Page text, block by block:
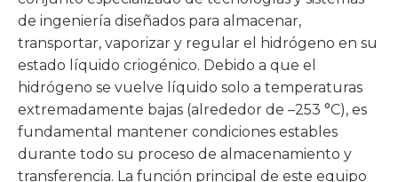
de ingeniería diseñados para almacenar,
transportar, vaporizar y regular el hidrógeno en su
estado líquido criogénico. Debido a que el
hidrógeno se vuelve líquido solo a temperaturas
extremadamente bajas (alrededor de –253 °C), es
fundamental mantener condiciones estables
durante todo su proceso de almacenamiento y
transferencia. La función principal de este equipo